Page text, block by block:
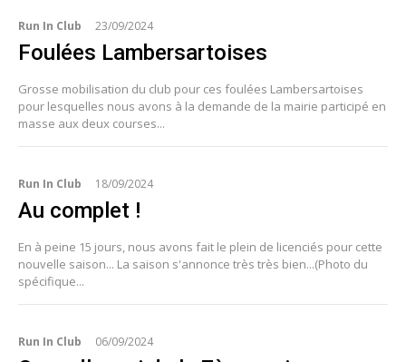
Run In Club 23/09/2024
Foulées Lambersartoises
Grosse mobilisation du club pour ces foulées Lambersartoises
pour lesquelles nous avons à la demande de la mairie participé en
masse aux deux courses...
Run In Club 18/09/2024
Au complet !
En à peine 15 jours, nous avons fait le plein de licenciés pour cette
nouvelle saison... La saison s'annonce très très bien...(Photo du
spécifique...
Run In Club 06/09/2024